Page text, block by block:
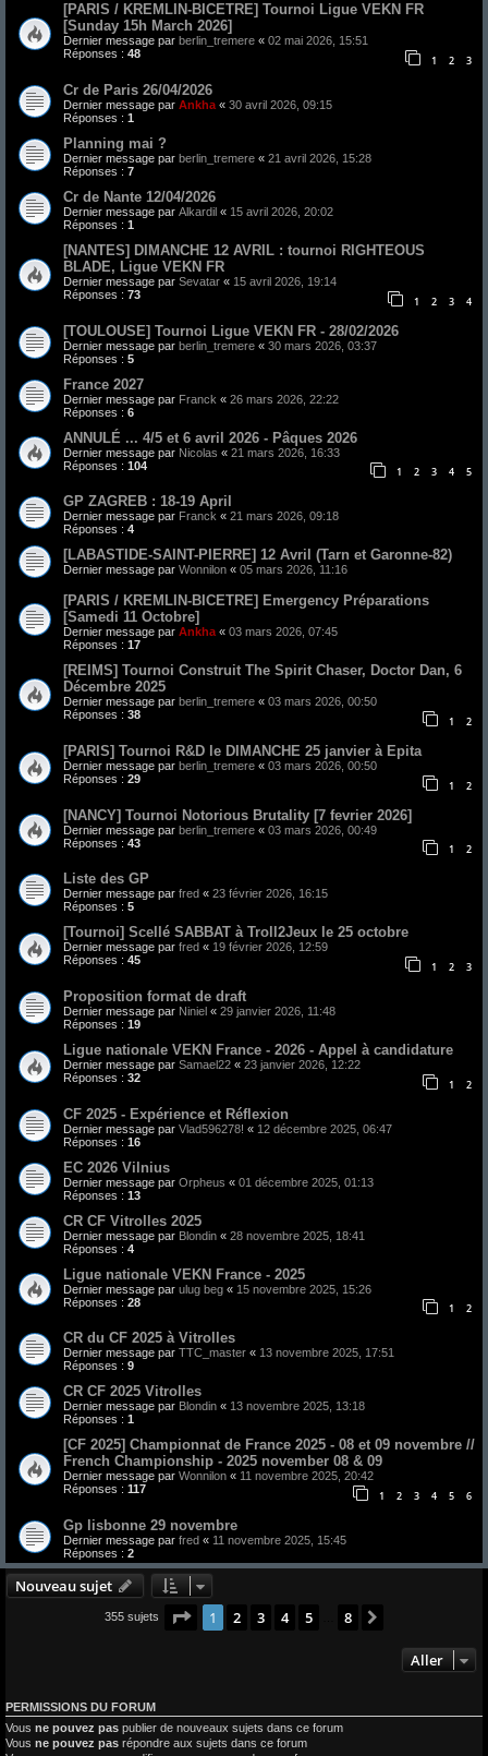
[PARIS / KREMLIN-BICETRE] Tournoi Ligue VEKN FR
[Sunday 15h March 2026]
Dernier message par berlin_tremere « 02 mai 2026, 15:51
Réponses : 48 1 2 3
Cr de Paris 26/04/2026
Dernier message par Ankha « 30 avril 2026, 09:15
Réponses : 1
Planning mai ?
Dernier message par berlin_tremere « 21 avril 2026, 15:28
Réponses : 7
Cr de Nante 12/04/2026
Dernier message par Alkardil « 15 avril 2026, 20:02
Réponses : 1
[NANTES] DIMANCHE 12 AVRIL : tournoi RIGHTEOUS
BLADE, Ligue VEKN FR
Dernier message par Sevatar « 15 avril 2026, 19:14
Réponses : 73 1 2 3 4
[TOULOUSE] Tournoi Ligue VEKN FR - 28/02/2026
Dernier message par berlin_tremere « 30 mars 2026, 03:37
Réponses : 5
France 2027
Dernier message par Franck « 26 mars 2026, 22:22
Réponses : 6
ANNULÉ ... 4/5 et 6 avril 2026 - Pâques 2026
Dernier message par Nicolas « 21 mars 2026, 16:33
Réponses : 104 1 2 3 4 5
GP ZAGREB : 18-19 April
Dernier message par Franck « 21 mars 2026, 09:18
Réponses : 4
[LABASTIDE-SAINT-PIERRE] 12 Avril (Tarn et Garonne-82)
Dernier message par Wonnilon « 05 mars 2026, 11:16
[PARIS / KREMLIN-BICETRE] Emergency Préparations
[Samedi 11 Octobre]
Dernier message par Ankha« 03 mars 2026, 07:45
Réponses : 17
[REIMS] Tournoi Construit The Spirit Chaser, Doctor Dan, 6
Décembre 2025
Dernier message par berlin_tremere « 03 mars 2026, 00:50
Réponses : 38 1 2
[PARIS] Tournoi R&D le DIMANCHE 25 janvier à Epita
Dernier message par berlin_tremere « 03 mars 2026, 00:50
Réponses : 29 1 2
[NANCY] Tournoi Notorious Brutality [7 fevrier 2026]
Dernier message par berlin_tremere « 03 mars 2026, 00:49
Réponses : 43 1 2
Liste des GP
Dernier message par fred « 23 février 2026, 16:15
Réponses : 5
[Tournoi] Scellé SABBAT à Troll2Jeux le 25 octobre
Dernier message par fred « 19 février 2026, 12:59
Réponses : 45 1 2 3
Proposition format de draft
Dernier message par Niniel « 29 janvier 2026, 11:48
Réponses : 19
Ligue nationale VEKN France - 2026 - Appel à candidature
Dernier message par Samael22 « 23 janvier 2026, 12:22
Réponses : 32 1 2
CF 2025 - Expérience et Réflexion
Dernier message par Vlad596278! « 12 décembre 2025, 06:47
Réponses : 16
EC 2026 Vilnius
Dernier message par Orpheus « 01 décembre 2025, 01:13
Réponses : 13
CR CF Vitrolles 2025
Dernier message par Blondin « 28 novembre 2025, 18:41
Réponses : 4
Ligue nationale VEKN France - 2025
Dernier message par ulug beg « 15 novembre 2025, 15:26
Réponses : 28 1 2
CR du CF 2025 à Vitrolles
Dernier message par TTC_master « 13 novembre 2025, 17:51
Réponses : 9
CR CF 2025 Vitrolles
Dernier message par Blondin « 13 novembre 2025, 13:18
Réponses : 1
[CF 2025] Championnat de France 2025 - 08 et 09 novembre //
French Championship - 2025 november 08 & 09
Dernier message par Wonnilon « 11 novembre 2025, 20:42
Réponses : 117 1 2 3 4 5 6
Gp lisbonne 29 novembre
Dernier message par fred « 11 novembre 2025, 15:45
Réponses : 2
Nouveau sujet
355 sujets Page 1sur8
1 2 3 4 5 8
Aller
PERMISSIONS DU FORUM
Vous ne pouvez pas publier de nouveaux sujets dans ce forum
Vous ne pouvez pas répondre aux sujets dans ce forum